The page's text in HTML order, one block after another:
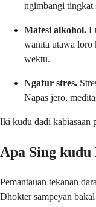
ngimbangi tingkat
Matesi alkohol.
wanita utawa loro
wektu.
Ngatur stres.
Napas jero,
Iki kudu dadi kabiasaan
Apa Sing kudu
Pemantauan tekanan
Dhokter sampeyan